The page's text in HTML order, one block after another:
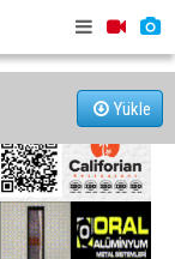
Yükle